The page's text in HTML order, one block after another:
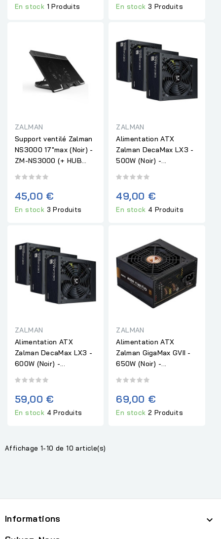
En stock 1 Produits En stock3 Produits
ZALMAN
Support ventilé Zalman
NS3000 17"max (Noir) -
ZM-NS3000 (+ HUB...
45,00 €
En stock 3 Produits
ZALMAN
Alimentation ATX
Zalman DecaMax LX3 -
500W (Noir) -...
49,00 €
En stock 4 Produits
ZALMAN
Alimentation ATX
Zalman DecaMax LX3 -
600W (Noir) -...
59,00 €
En stock 4 Produits
ZALMAN
Alimentation ATX
Zalman GigaMax GVII -
650W (Noir) -...
69,00 €
En stock2 Produits
Affichage 1-10 de 10 article(s)
Informations 